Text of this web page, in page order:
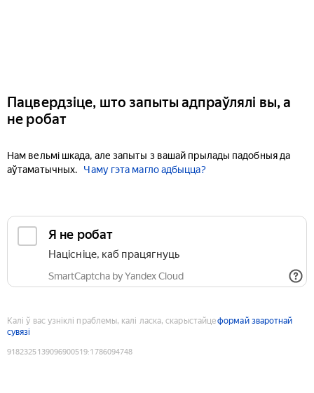
Пацвердзіце, што запыты адпраўлялі вы, а
не робат
Нам вельмі шкада, але запыты з вашай прылады падобныя да
аўтаматычных.
Чаму гэта магло адбыцца?
Я не робат
Націсніце, каб працягнуць
SmartCaptcha by Yandex Cloud
Калі ў вас узніклі праблемы, калі ласка, скарыстайцеформай зваротнай
сувязі
9182325139096900519:1786094748